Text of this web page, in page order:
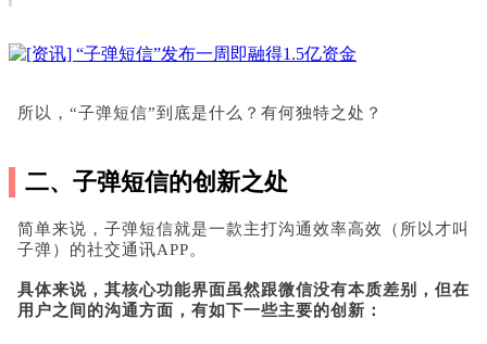
所以，“子弹短信”到底是什么？有何独特之处？
二、子弹短信的创新之处
简单来说，子弹短信就是一款主打沟通效率高效（所以才叫
子弹）的社交通讯APP。
具体来说，其核心功能界面虽然跟微信没有本质差别，但在
用户之间的沟通方面，有如下一些主要的创新：